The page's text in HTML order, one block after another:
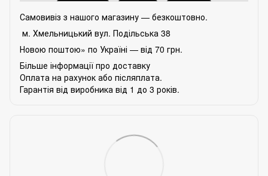
Самовивіз з нашого магазину — безкоштовно.
м. Хмельницький вул. Подільська 38
Новою поштою» по Україні — від 70 грн.
Більше інформації про доставку
Оплата на рахунок або післяплата.
Гарантія від виробника від 1 до 3 років.